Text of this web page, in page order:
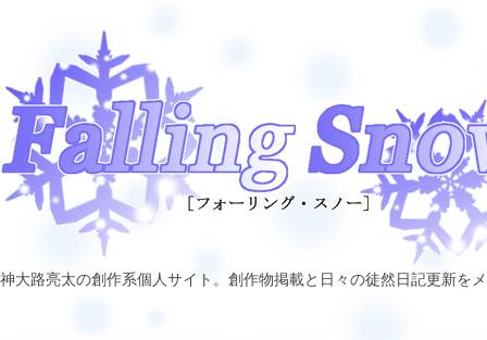
神大路亮太の創作系個人サイト。創作物掲載と日々の徒然日記更新